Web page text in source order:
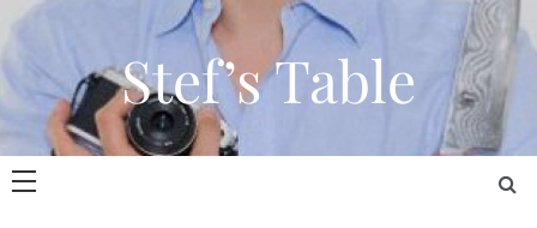
Skip
content
Stef’s Table